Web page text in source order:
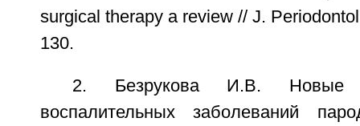
surgical therapy a review // J.
130.
2. Безрукова И.В. Новые
воспалительных заболеваний